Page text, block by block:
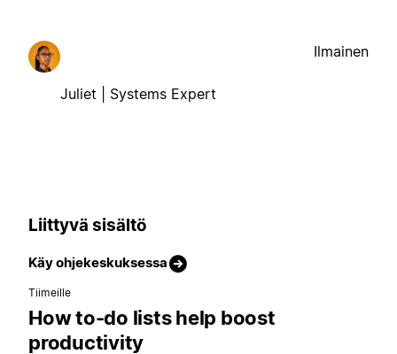
Juliet | Systems Expert
Ilmainen
Liittyvä sisältö
Käy ohjekeskuksessa
Tiimeille
How to-do lists help boost
productivity